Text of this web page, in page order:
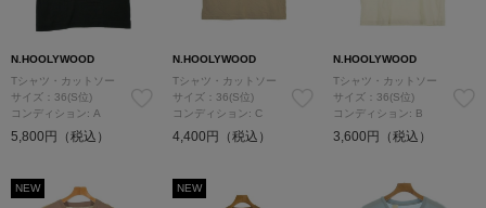
N.HOOLYWOOD
Tシャツ・カットソー
サイズ：36(S位)
コンディション: A
5,800円（税込）
N.HOOLYWOOD
Tシャツ・カットソー
サイズ：36(S位)
コンディション: C
4,400円（税込）
N.HOOLYWOOD
Tシャツ・カットソー
サイズ：36(S位)
コンディション: B
3,600円（税込）
NEW NEW